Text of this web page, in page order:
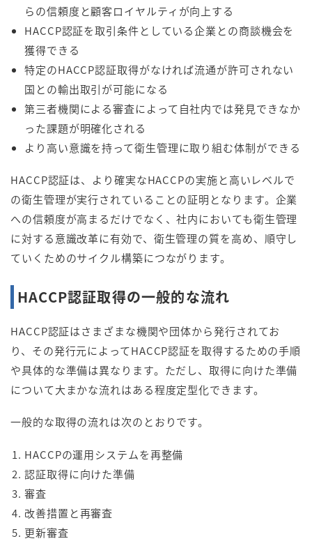
らの信頼度と顧客ロイヤルティが向上する
HACCP認証を取引条件としている企業との商談機会を
獲得できる
特定のHACCP認証取得がなければ流通が許可されない
国との輸出取引が可能になる
第三者機関による審査によって自社内では発見できなか
った課題が明確化される
より高い意識を持って衛生管理に取り組む体制ができる
HACCP認証は、より確実なHACCPの実施と高いレベルで
の衛生管理が実行されていることの証明となります。企業
への信頼度が高まるだけでなく、社内においても衛生管理
に対する意識改革に有効で、衛生管理の質を高め、順守し
ていくためのサイクル構築につながります。
HACCP認証取得の一般的な流れ
HACCP認証はさまざまな機関や団体から発行されてお
り、その発行元によってHACCP認証を取得するための手順
や具体的な準備は異なります。ただし、取得に向けた準備
について大まかな流れはある程度定型化できます。
一般的な取得の流れは次のとおりです。
HACCPの運用システムを再整備
認証取得に向けた準備
審査
改善措置と再審査
更新審査